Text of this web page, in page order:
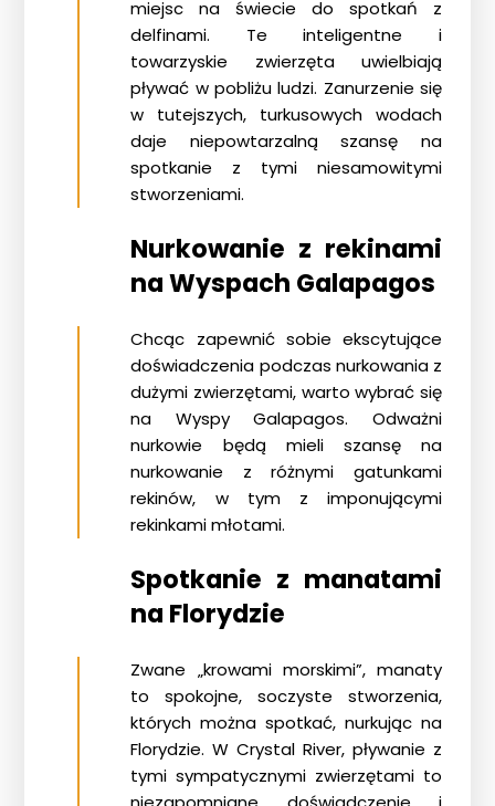
miejsc na świecie do spotkań z
delfinami. Te inteligentne i
towarzyskie zwierzęta uwielbiają
pływać w pobliżu ludzi. Zanurzenie się
w tutejszych, turkusowych wodach
daje niepowtarzalną szansę na
spotkanie z tymi niesamowitymi
stworzeniami.
Nurkowanie z rekinami
na Wyspach Galapagos
Chcąc zapewnić sobie ekscytujące
doświadczenia podczas nurkowania z
dużymi zwierzętami, warto wybrać się
na Wyspy Galapagos. Odważni
nurkowie będą mieli szansę na
nurkowanie z różnymi gatunkami
rekinów, w tym z imponującymi
rekinkami młotami.
Spotkanie z manatami
na Florydzie
Zwane „krowami morskimi”, manaty
to spokojne, soczyste stworzenia,
których można spotkać, nurkując na
Florydzie. W Crystal River, pływanie z
tymi sympatycznymi zwierzętami to